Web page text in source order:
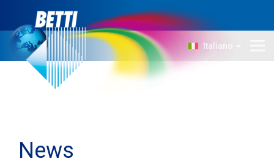
Italiano
News